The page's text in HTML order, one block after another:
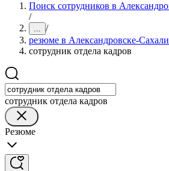
Поиск сотрудников в
/
... /
резюме в Александровске-
сотрудник отдела кадров
сотрудник отдела кадров
Резюме